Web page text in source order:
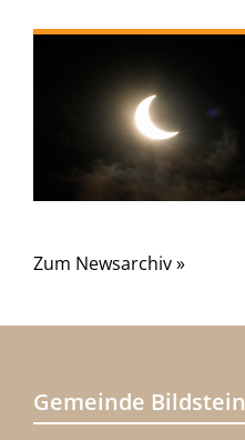
Zum Newsarchiv »
Gemeinde Bildstein